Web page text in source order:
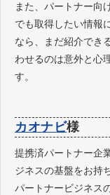
また、パートナー向
でも取得したい情報
なら、まだ紹介でき
わせるのは意外と心
す。
カオナビ様
提携済パートナー企
ジネスの基盤をお持
パートナービジネス